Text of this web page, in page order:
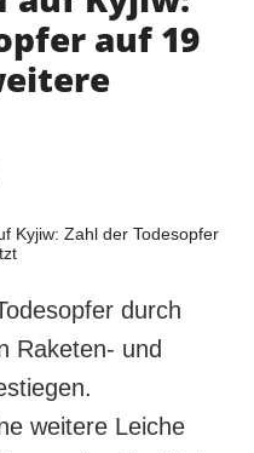
auf 19
durch
Raketen- und
weitere Leiche